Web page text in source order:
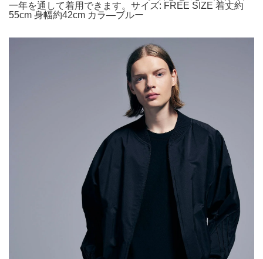
一年を通して着用できます。サイズ: FREE SIZE 着丈約
55cm 身幅約42cm カラ—ブルー